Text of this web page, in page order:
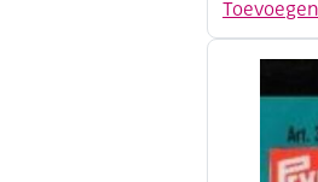
Toevoegen